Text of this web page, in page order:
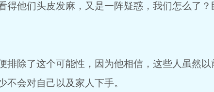
得他们头皮发麻，又是一阵疑惑，我们怎么了
排除了这个可能性，因为他相信，这些人虽然
不会对自己以及家人下手。